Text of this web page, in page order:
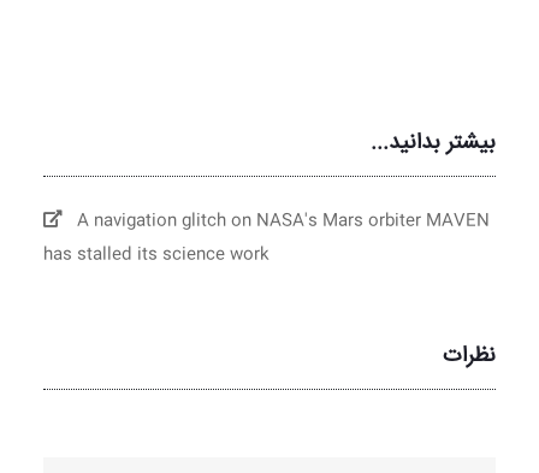
بیشتر بدانید...
A navigation glitch on NASA's Mars orbiter MAVEN
has stalled its science work
نظرات